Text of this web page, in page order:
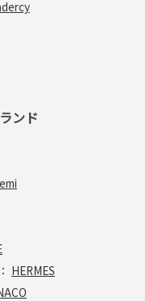
ンド
： HERMES